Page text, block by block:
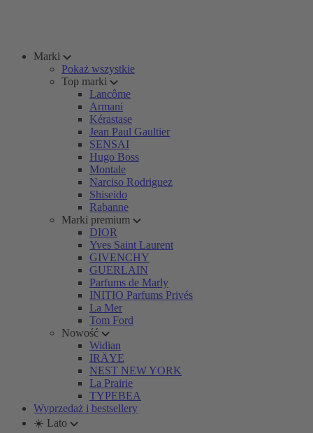
Marki
Pokaż wszystkie
Top marki
Lancôme
Armani
Kérastase
Jean Paul Gaultier
SENSAI
Hugo Boss
Montale
Narciso Rodriguez
Shiseido
Rabanne
Marki premium
DIOR
Yves Saint Laurent
GIVENCHY
GUERLAIN
Parfums de Marly
INITIO Parfums Privés
La Mer
Tom Ford
Nowość
Widian
IRÄYE
NEST NEW YORK
La Prairie
TYPEBEA
Wyprzedaż i bestsellery
☀️ Lato